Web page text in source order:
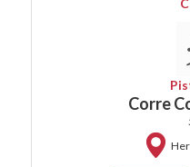
Corre